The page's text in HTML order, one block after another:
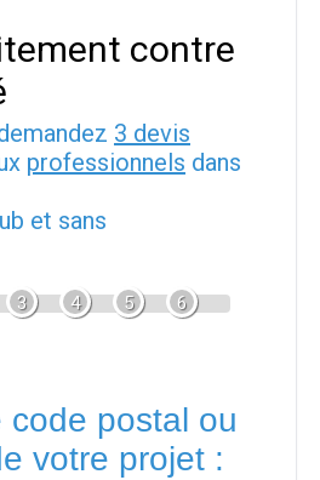
contre
3 devis
professionnels dans
et sans
3 4 5 6
code postal ou
votre projet :